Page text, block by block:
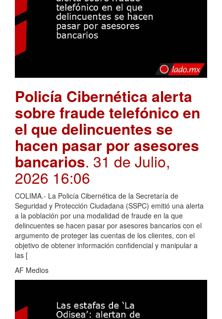
Policía Cibernética alerta
sobre fraude telefónico en
el que delincuentes se
hacen pasar por asesores
bancarios. 31 de Julio,
2026 16:06
COLIMA.- La Policía Cibernética de la Secretaría de
Seguridad y Protección Ciudadana (SSPC) emitió una alerta
a la población por una modalidad de fraude en la que
delincuentes se hacen pasar por asesores bancarios con el
argumento de proteger las cuentas de los clientes, con el
objetivo de obtener información confidencial y manipular a
las [
AF Medios